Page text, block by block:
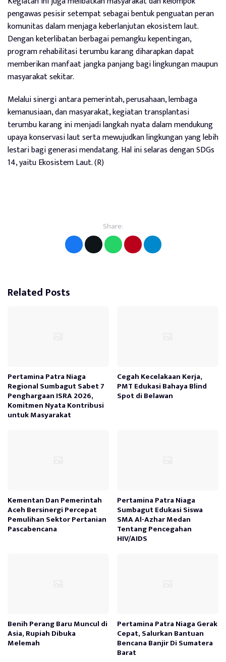
pengawas pesisir setempat sebagai bentuk penguatan peran
komunitas dalam menjaga keberlanjutan ekosistem laut.
Dengan keterlibatan berbagai pemangku kepentingan,
program rehabilitasi terumbu karang diharapkan dapat
memberikan manfaat jangka panjang bagi lingkungan maupun
masyarakat sekitar.
Melalui sinergi antara pemerintah, perusahaan, lembaga
kemanusiaan, dan masyarakat, kegiatan transplantasi
terumbu karang ini menjadi langkah nyata dalam mendukung
upaya konservasi laut serta mewujudkan lingkungan yang lebih
lestari bagi generasi mendatang. Hal ini selaras dengan SDGs
14, yaitu Ekosistem Laut. (R)
Share:
Related Posts
Pertamina Patra Niaga
Regional Sumbagut Sabet 7
Penghargaan ISRA 2026,
Komitmen Nyata Kontribusi
untuk Masyarakat
Cegah Kecelakaan Kerja,
PMT Edukasi Bahaya Blind
Spot di Belawan
Kementan Dan Pemerintah
Aceh Bersinergi Percepat
Pemulihan Sektor Pertanian
Pascabencana
Pertamina Patra Niaga
Sumbagut Edukasi Siswa
SMA Al-Azhar Medan
Tentang Pencegahan
HIV/AIDS
Benih Perang Baru Muncul di
Asia, Rupiah Dibuka
Melemah
Pertamina Patra Niaga Gerak
Cepat, Salurkan Bantuan
Bencana Banjir Di Sumatera
Barat